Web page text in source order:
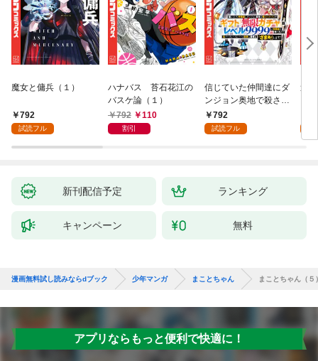
魔女と傭兵（１）
792
試読フル
ハナバス 苔石花江の
バスケ論（１）
792
110
割引
信じていた仲間達にダ
ンジョン奥地で殺され
かけたがギフト『無限
ガチャ』でレベル９９
（１）
792
試読フル
追
強
～
新刊配信予定 ランキング
キャンペーン 無料
漫画無料試し読みならdブック 少年マンガ まことちゃん まことちゃん（５
アプリならもっと便利で快適に！